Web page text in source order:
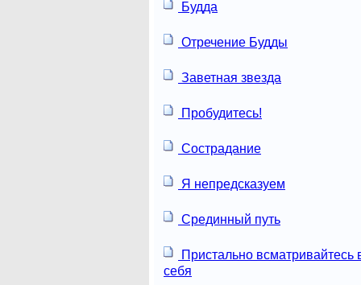
Будда
Отречение Будды
Заветная звезда
Пробудитесь!
Сострадание
Я непредсказуем
Срединный путь
Пристально всматривайтесь
себя